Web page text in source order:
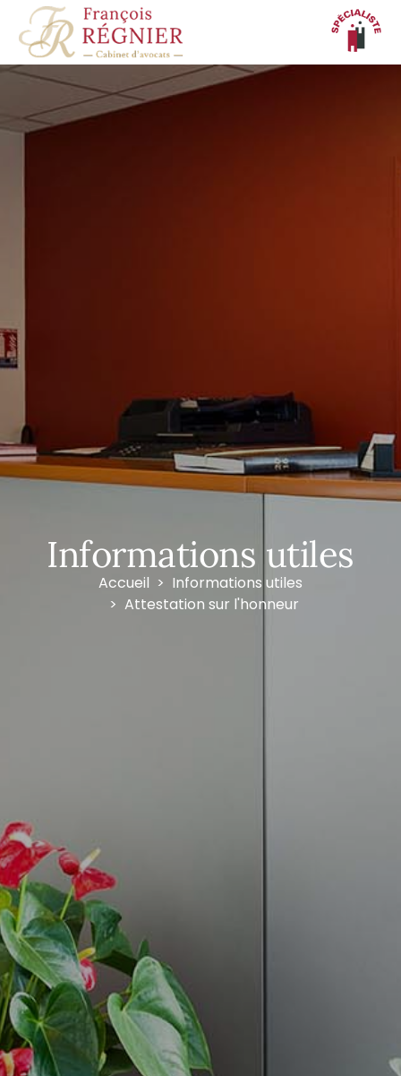
Informations utiles
Accueil
Informations utiles
Attestation sur l'honneur
Panneau de gestion des cookies